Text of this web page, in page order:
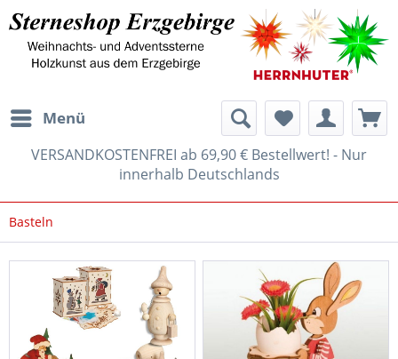
Menü
VERSANDKOSTENFREI ab 69,90 € Bestellwert! - Nur
innerhalb Deutschlands
Basteln